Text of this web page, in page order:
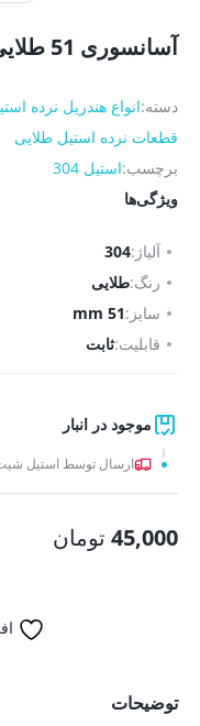
آسانسوری 51 طلایی ته بست استیل 304
دسته:انواع هندریل نرده
قطعات نرده استیل طلایی
برچسب:استیل 304
ویژگی‌ها
آلیاژ:304
رنگ:طلایی
سایز:51 mm
قابلیت:ثابت
موجود در انبار
ارسال توسط استیل
45,000 تومان
توضیحات